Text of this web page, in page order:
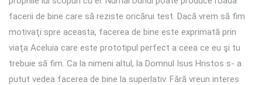
facerii de bine care să reziste oricărui test. Dacă vrem să fim
motivaţi spre aceasta, facerea de bine este exprimată prin
viaţa Aceluia care este prototipul perfect a ceea ce eu şi tu
trebuie să fim. Ca la nimeni altul, la Domnul Isus Hristos s- a
putut vedea facerea de bine la superlativ. Fără vreun interes